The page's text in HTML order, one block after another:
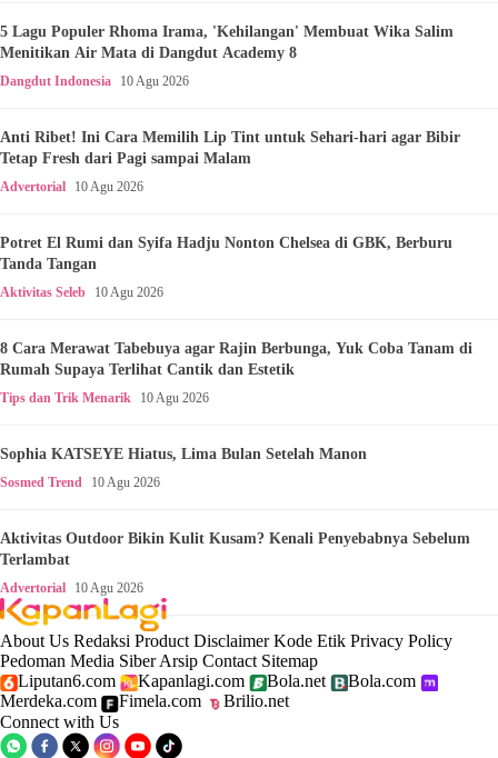
5 Lagu Populer Rhoma Irama, 'Kehilangan' Membuat Wika Salim
Menitikan Air Mata di Dangdut Academy 8
Dangdut Indonesia 10 Agu 2026
Anti Ribet! Ini Cara Memilih Lip Tint untuk Sehari-hari agar Bibir
Tetap Fresh dari Pagi sampai Malam
Advertorial 10 Agu 2026
Potret El Rumi dan Syifa Hadju Nonton Chelsea di GBK, Berburu
Tanda Tangan
Aktivitas Seleb 10 Agu 2026
8 Cara Merawat Tabebuya agar Rajin Berbunga, Yuk Coba Tanam di
Rumah Supaya Terlihat Cantik dan Estetik
Tips dan Trik Menarik 10 Agu 2026
Sophia KATSEYE Hiatus, Lima Bulan Setelah Manon
Sosmed Trend 10 Agu 2026
Aktivitas Outdoor Bikin Kulit Kusam? Kenali Penyebabnya Sebelum
Terlambat
Advertorial 10 Agu 2026
About Us Redaksi Product Disclaimer Kode Etik Privacy Policy
Pedoman Media Siber Arsip Contact Sitemap
Liputan6.com
Kapanlagi.com Bola.net
Bola.com
Merdeka.com
Fimela.com
Brilio.net
Connect with Us